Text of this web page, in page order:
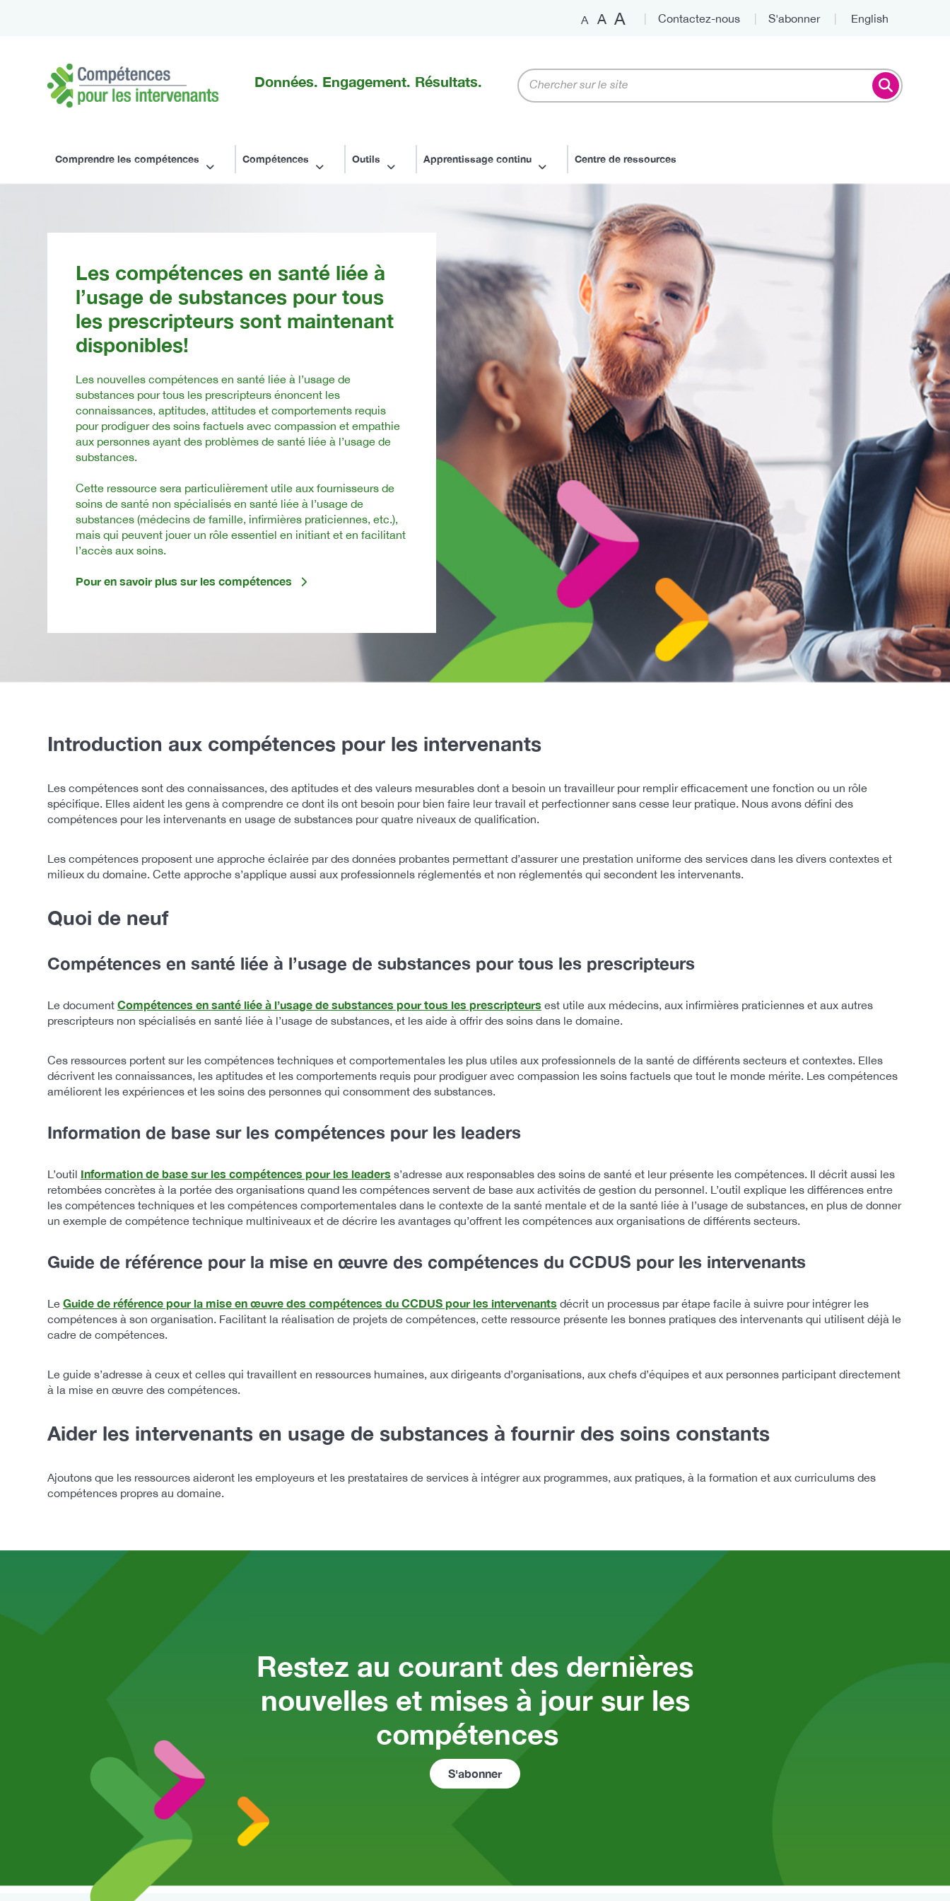
A A A Haut
Contactez-nous S'abonner English
les
intervenants
Données. Engagement. Résultats.
Mots-
clés
Comprendre les compétences Compétences Outils Apprentissage continu Centre de ressources
Les compétences en santé liée à
l’usage de substances pour tous
les prescripteurs sont maintenant
disponibles!
Les nouvelles compétences en santé liée à l’usage de
substances pour tous les prescripteurs énoncent les
connaissances, aptitudes, attitudes et comportements requis
pour prodiguer des soins factuels avec compassion et empathie
aux personnes ayant des problèmes de santé liée à l’usage de
substances.
Cette ressource sera particulièrement utile aux fournisseurs de
soins de santé non spécialisés en santé liée à l’usage de
substances (médecins de famille, infirmières praticiennes, etc.),
mais qui peuvent jouer un rôle essentiel en initiant et en facilitant
l’accès aux soins.
Pour en savoir plus sur les compétences
Introduction aux compétences pour les intervenants
Les compétences sont des connaissances, des aptitudes et des valeurs mesurables dont a besoin un travailleur pour remplir efficacement une fonction ou un rôle
spécifique. Elles aident les gens à comprendre ce dont ils ont besoin pour bien faire leur travail et perfectionner sans cesse leur pratique. Nous avons défini des
compétences pour les intervenants en usage de substances pour quatre niveaux de qualification.
Les compétences proposent une approche éclairée par des données probantes permettant d’assurer une prestation uniforme des services dans les divers contextes et
milieux du domaine. Cette approche s’applique aussi aux professionnels réglementés et non réglementés qui secondent les intervenants.
Quoi de neuf
Compétences en santé liée à l’usage de substances pour tous les prescripteurs
Le document Compétences en santé liée à l’usage de substances pour tous les prescripteurs est utile aux médecins, aux infirmières praticiennes et aux autres
prescripteurs non spécialisés en santé liée à l’usage de substances, et les aide à offrir des soins dans le domaine.
Ces ressources portent sur les compétences techniques et comportementales les plus utiles aux professionnels de la santé de différents secteurs et contextes. Elles
décrivent les connaissances, les aptitudes et les comportements requis pour prodiguer avec compassion les soins factuels que tout le monde mérite. Les compétences
améliorent les expériences et les soins des personnes qui consomment des substances.
Information de base sur les compétences pour les leaders
L’outil Information de base sur les compétences pour les leaders s’adresse aux responsables des soins de santé et leur présente les compétences. Il décrit aussi les
retombées concrètes à la portée des organisations quand les compétences servent de base aux activités de gestion du personnel. L’outil explique les différences entre
les compétences techniques et les compétences comportementales dans le contexte de la santé mentale et de la santé liée à l’usage de substances, en plus de donner
un exemple de compétence technique multiniveaux et de décrire les avantages qu’offrent les compétences aux organisations de différents secteurs.
Guide de référence pour la mise en œuvre des compétences du CCDUS pour les intervenants
Le Guide de référence pour la mise en œuvre des compétences du CCDUS pour les intervenants décrit un processus par étape facile à suivre pour intégrer les
compétences à son organisation. Facilitant la réalisation de projets de compétences, cette ressource présente les bonnes pratiques des intervenants qui utilisent déjà le
cadre de compétences.
Le guide s’adresse à ceux et celles qui travaillent en ressources humaines, aux dirigeants d’organisations, aux chefs d’équipes et aux personnes participant directement
à la mise en œuvre des compétences.
Aider les intervenants en usage de substances à fournir des soins constants
Ajoutons que les ressources aideront les employeurs et les prestataires de services à intégrer aux programmes, aux pratiques, à la formation et aux curriculums des
compétences propres au domaine.
Restez au courant des dernières
nouvelles et mises à jour sur les
compétences
S'abonner